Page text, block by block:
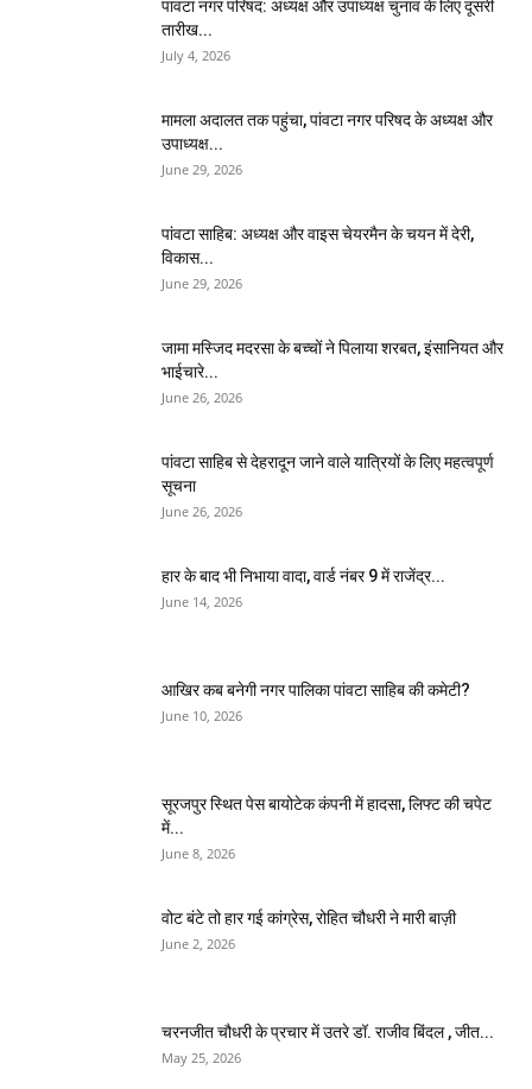
पांवटा नगर परिषद: अध्यक्ष और उपाध्यक्ष चुनाव के लिए दूसरी
तारीख...
July 4, 2026
मामला अदालत तक पहुंचा, पांवटा नगर परिषद के अध्यक्ष और
उपाध्यक्ष...
June 29, 2026
पांवटा साहिब: अध्यक्ष और वाइस चेयरमैन के चयन में देरी,
विकास...
June 29, 2026
जामा मस्जिद मदरसा के बच्चों ने पिलाया शरबत, इंसानियत और
भाईचारे...
June 26, 2026
पांवटा साहिब से देहरादून जाने वाले यात्रियों के लिए महत्वपूर्ण
सूचना
June 26, 2026
हार के बाद भी निभाया वादा, वार्ड नंबर 9 में राजेंद्र...
June 14, 2026
आखिर कब बनेगी नगर पालिका पांवटा साहिब की कमेटी?
June 10, 2026
सूरजपुर स्थित पेस बायोटेक कंपनी में हादसा, लिफ्ट की चपेट
में...
June 8, 2026
वोट बंटे तो हार गई कांग्रेस, रोहित चौधरी ने मारी बाज़ी
June 2, 2026
चरनजीत चौधरी के प्रचार में उतरे डॉ. राजीव बिंदल , जीत...
May 25, 2026